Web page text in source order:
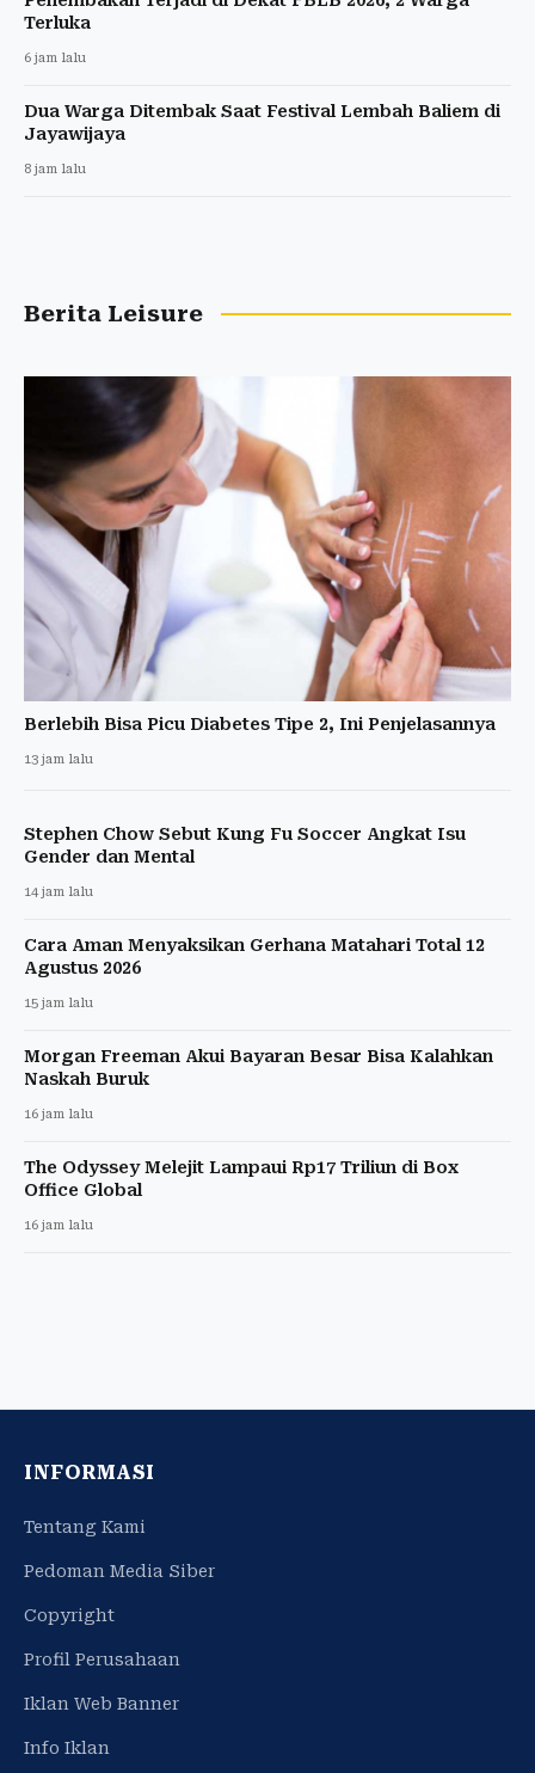
Terluka
6 jam lalu
Dua Warga Ditembak Saat Festival Lembah Baliem di
Jayawijaya
8 jam lalu
Berita Leisure
Berlebih Bisa Picu Diabetes Tipe 2, Ini Penjelasannya
13 jam lalu
Stephen Chow Sebut Kung Fu Soccer Angkat Isu
Gender dan Mental
14 jam lalu
Cara Aman Menyaksikan Gerhana Matahari Total 12
Agustus 2026
15 jam lalu
Morgan Freeman Akui Bayaran Besar Bisa Kalahkan
Naskah Buruk
16 jam lalu
The Odyssey Melejit Lampaui Rp17 Triliun di Box
Office Global
16 jam lalu
INFORMASI
Tentang Kami
Pedoman Media Siber
Copyright
Profil Perusahaan
Iklan Web Banner
Info Iklan